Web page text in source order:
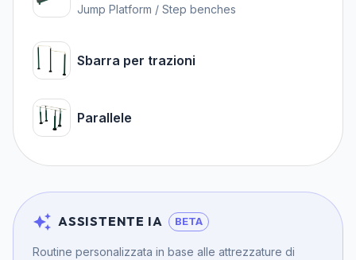
Jump Platform / Step benches
Sbarra per trazioni
Parallele
ASSISTENTE IA BETA
Routine personalizzata in base alle attrezzature di